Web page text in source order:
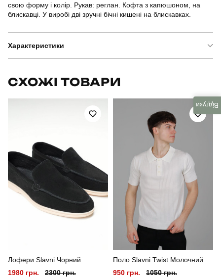
свою форму і колір. Рукав: реглан. Кофта з капюшоном, на
блискавці. У виробі дві зручні бічні кишені на блискавках.
Характеристики
BLto10842XLbare
Призначення для повсякденного носіння
Стать
Стиль повсякденний
чорно-червоний
Матеріал бавовна
СХОЖІ ТОВАРИ
Лофери Slavni Чорний
1980 грн.
2300 грн.
Поло Slavni Twist Молочний
950 грн.
1050 грн.
Відгуки